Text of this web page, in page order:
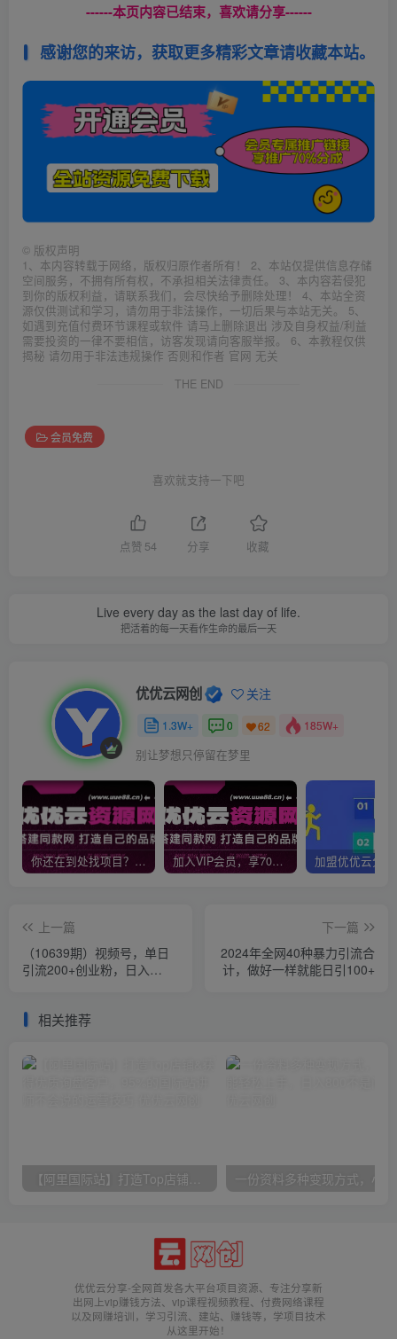
------本页内容已结束，喜欢请分享------
感谢您的来访，获取更多精彩文章请收藏本站。
© 版权声明
1、本内容转载于网络，版权归原作者所有！ 2、本站仅提供信息存储
空间服务，不拥有所有权，不承担相关法律责任。 3、本内容若侵犯
到你的版权利益，请联系我们，会尽快给予删除处理！ 4、本站全资
源仅供测试和学习，请勿用于非法操作，一切后果与本站无关。 5、
如遇到充值付费环节课程或软件 请马上删除退出 涉及自身权益/利益
需要投资的一律不要相信，访客发现请向客服举报。 6、本教程仅供
揭秘 请勿用于非法违规操作 否则和作者 官网 无关
THE END
会员免费
喜欢就支持一下吧
点赞 54 分享 收藏
Live every day as the last day of life.
把活着的每一天看作生命的最后一天
优优云网创 关注
1.3W+ 0 62 185W+
别让梦想只停留在梦里
你还在到处找项目？还在当韭菜？我靠网创资源站一个月收入5万+，曾经我也是个失败者。 加入VIP会员，享70%的推广提成，免费学习多种网上创业课程，菜鸟秒变大神！
上一篇
（10639期）视频号，单日
引流200+创业粉，日入
下一篇
2024年全网40种暴力引流合
计，做好一样就能日引100+
相关推荐
优优云分享-全网首发各大平台项目资源、专注分享新
出网上vip赚钱方法、vip课程视频教程、付费网络课程
以及网赚培训，学习引流、建站、赚钱等，学项目技术
从这里开始！